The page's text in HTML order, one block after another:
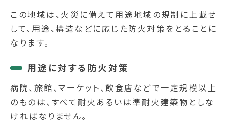
この地域は、火災に備えて用途地域の規制に上載せ
して、用途、構造などに応じた防火対策をとることに
なります。
用途に対する防火対策
病院、旅館、マーケット、飲食店などで一定規模以上
のものは、すべて耐火あるいは準耐火建築物としな
ければなりません。